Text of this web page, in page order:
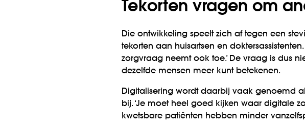
Tekorten vragen om
Die ontwikkeling speelt zich af tegen een
tekorten aan huisartsen en
zorgvraag neemt ook toe.’ De vraag is dus
dezelfde mensen meer kunt betekenen.
Digitalisering wordt daarbij vaak genoemd
bij. ‘Je moet heel goed kijken waar digitale
kwetsbare patiënten hebben minder